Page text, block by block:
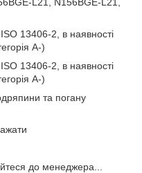
13406-2, в наявності
А-)
13406-2, в наявності
А-)
та погану
до менеджера...